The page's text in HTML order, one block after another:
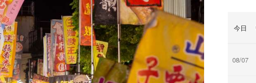
今日
08/07